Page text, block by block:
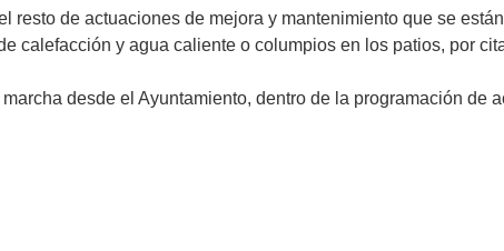
de actuaciones de mejora y mantenimiento que se
calefacción y agua caliente o columpios en los patios, por
desde el Ayuntamiento, dentro de la programación de